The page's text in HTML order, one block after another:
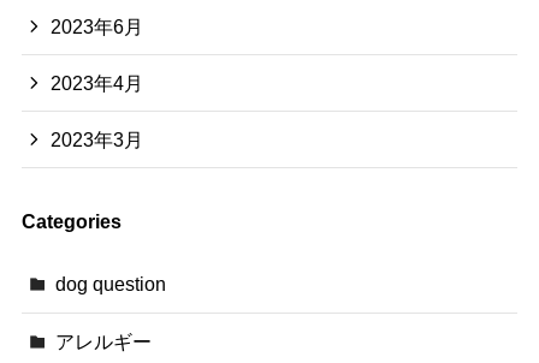
2023年6月
2023年4月
2023年3月
Categories
dog question
アレルギー